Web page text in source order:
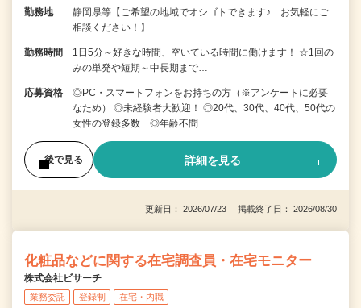
勤務地
静岡県等【ご希望の地域でオシゴトできます♪ お気軽にご
相談ください！】
勤務時間
1日5分～好きな時間、空いている時間に働けます！ ☆1回の
みの単発や短期～中長期まで…
応募資格
◎PC・スマートフォンをお持ちの方（※アンケートに必要
なため） ◎未経験者大歓迎！ ◎20代、30代、40代、50代の
女性の登録多数 ◎年齢不問
後で見る 詳細を見る
更新日： 2026/07/23 掲載終了日： 2026/08/30
化粧品などに関する在宅調査員・在宅モニター
株式会社ビサーチ
業務委託 登録制 在宅・内職